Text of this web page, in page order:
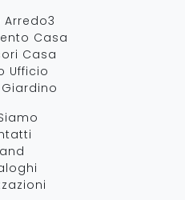
Arredo3
Casa
Casa
Ufficio